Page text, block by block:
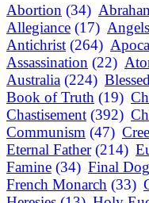
Abortion (34)
Allegiance (17) Angels
Antichrist (264)
Assassination (22)
Australia (224)
Book of Truth (19)
Chastisement (392)
Communism (47)
Eternal Father (214)
Famine (34) Final
French Monarch (33)